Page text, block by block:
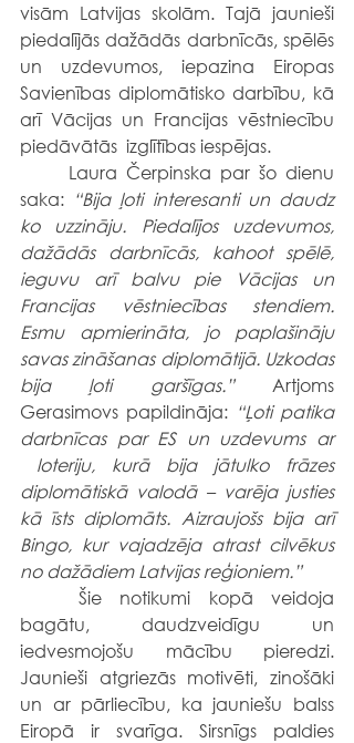
visām Latvijas skolām. Tajā jaunieši
piedalījās dažādās darbnīcās, spēlēs
un uzdevumos, iepazina Eiropas
Savienības diplomātisko darbību, kā
arī Vācijas un Francijas vēstniecību
piedāvātās  izglītības iespējas.
saka: “Bija ļoti interesanti un daudz
ko uzzināju. Piedalījos uzdevumos,
dažādās darbnīcās, kahoot spēlē,
ieguvu arī balvu pie Vācijas un
Francijas vēstniecības stendiem.
Esmu apmierināta, jo paplašināju
savas zināšanas diplomātijā. Uzkodas
bija ļoti garšīgas.” Artjoms
Gerasimovs papildināja: “Ļoti patika
darbnīcas par ES un uzdevums ar
loteriju, kurā bija jātulko frāzes
diplomātiskā valodā – varēja justies
kā īsts diplomāts. Aizraujošs bija arī
Bingo, kur vajadzēja atrast cilvēkus
no dažādiem Latvijas reģioniem.”
bagātu, daudzveidīgu un
iedvesmojošu mācību pieredzi.
Jaunieši atgriezās motivēti, zinošāki
un ar pārliecību, ka jauniešu balss
Eiropā ir svarīga. Sirsnīgs paldies